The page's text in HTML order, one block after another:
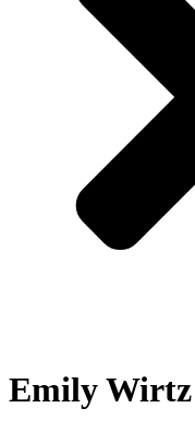
Emily Wirtz